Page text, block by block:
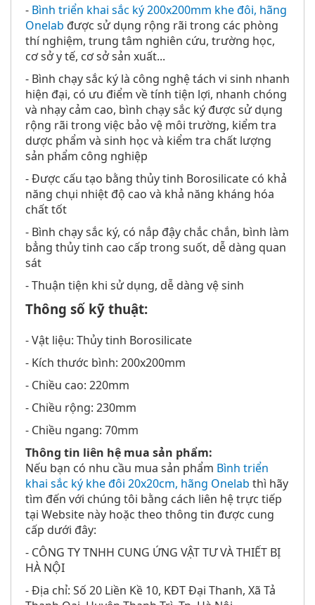
- Bình triển khai sắc ký 200x200mm khe đôi, hãng
Onelab được sử dụng rộng rãi trong các phòng
thí nghiệm, trung tâm nghiên cứu, trường học,
cơ sở y tế, cơ sở sản xuất...
- Bình chạy sắc ký là công nghệ tách vi sinh nhanh
hiện đại, có ưu điểm về tính tiện lợi, nhanh chóng
và nhạy cảm cao, bình chạy sắc ký được sử dụng
rộng rãi trong việc bảo vệ môi trường, kiểm tra
dược phẩm và sinh học và kiểm tra chất lượng
sản phẩm công nghiệp
- Được cấu tạo bằng thủy tinh Borosilicate có khả
năng chụi nhiệt độ cao và khả năng kháng hóa
chất tốt
- Bình chạy sắc ký, có nắp đậy chắc chắn, bình làm
bẳng thủy tinh cao cấp trong suốt, dễ dàng quan
sát
- Thuận tiện khi sử dụng, dễ dàng vệ sinh
Thông số kỹ thuật:
- Vật liệu: Thủy tinh Borosilicate
- Kích thước bình: 200x200mm
- Chiều cao: 220mm
- Chiều rộng: 230mm
- Chiều ngang: 70mm
Thông tin liên hệ mua sản phẩm:
Nếu bạn có nhu cầu mua sản phẩm Bình triển
khai sắc ký khe đôi 20x20cm, hãng Onelab thì hãy
tìm đến với chúng tôi bằng cách liên hệ trực tiếp
tại Website này hoặc theo thông tin được cung
cấp dưới đây:
- CÔNG TY TNHH CUNG ỨNG VẬT TƯ VÀ THIẾT BỊ
HÀ NỘI
- Địa chỉ: Số 20 Liền Kề 10, KĐT Đại Thanh, Xã Tả